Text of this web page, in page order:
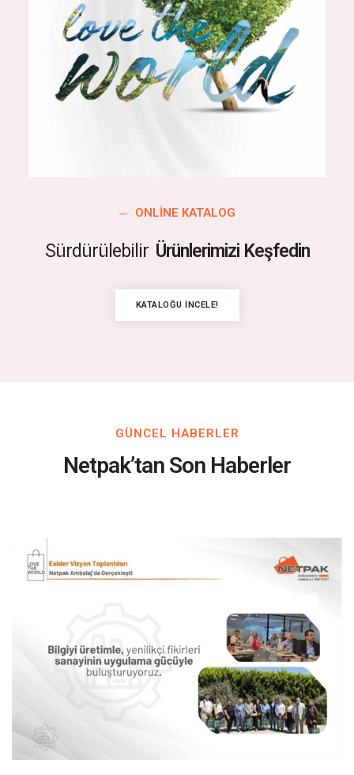
ONLINE KATALOG
Sürdürülebilir Ürünlerimizi Keşfedin
KATALOĞU İNCELE!
GÜNCEL HABERLER
Netpak’tan Son Haberler